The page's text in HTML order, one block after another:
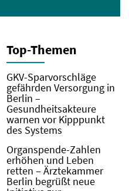
Top-Themen
GKV-Sparvorschläge
gefährden Versorgung in
Berlin –
Gesundheitsakteure
warnen vor Kipppunkt
des Systems
Organspende-Zahlen
erhöhen und Leben
retten – Ärztekammer
Berlin begrüßt neue